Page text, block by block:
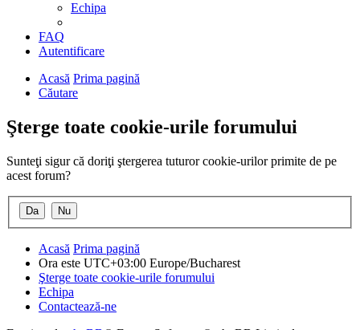
Echipa
FAQ
Autentificare
Acasă Prima pagină
Căutare
Şterge toate cookie-urile forumului
Sunteţi sigur că doriţi ştergerea tuturor cookie-urilor primite de pe
acest forum?
Acasă Prima pagină
Ora este UTC+03:00 Europe/Bucharest
Şterge toate cookie-urile forumului
Echipa
Contactează-ne